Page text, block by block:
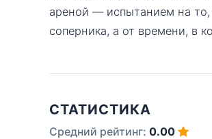
ареной — испытанием на то,
соперника, а от времени, в
СТАТИСТИКА
Средний рейтинг: 0.00